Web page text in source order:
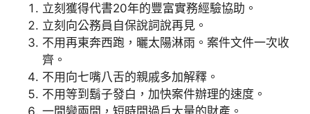
立刻獲得代書20年的豐富實務經驗協助。
立刻向公務員自保說詞說再見。
不用再東奔西跑，曬太陽淋雨。案件文件一次收
齊。
不用向七嘴八舌的親戚多加解釋。
不用等到鬍子發白，加快案件辦理的速度。